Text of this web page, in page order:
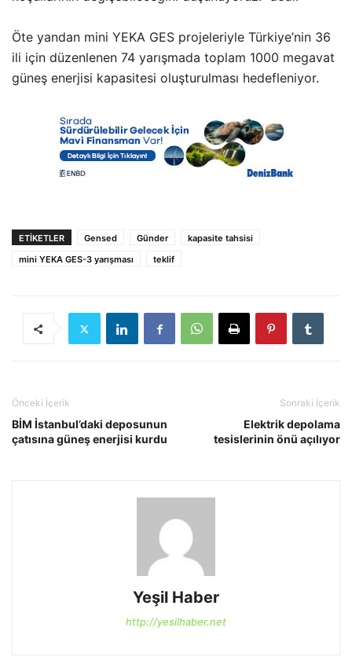
Öte yandan mini YEKA GES projeleriyle Türkiye’nin 36
ili için düzenlenen 74 yarışmada toplam 1000 megavat
güneş enerjisi kapasitesi oluşturulması hedefleniyor.
ETIKETLER Gensed Günder
kapasite tahsisi
mini YEKA GES-3 yarışması
teklif
Önceki İçerik
BİM İstanbul’daki deposunun
çatısına güneş enerjisi kurdu
Sonraki İçerik
Elektrik depolama
tesislerinin önü açılıyor
Yeşil Haber
http://yesilhaber.net